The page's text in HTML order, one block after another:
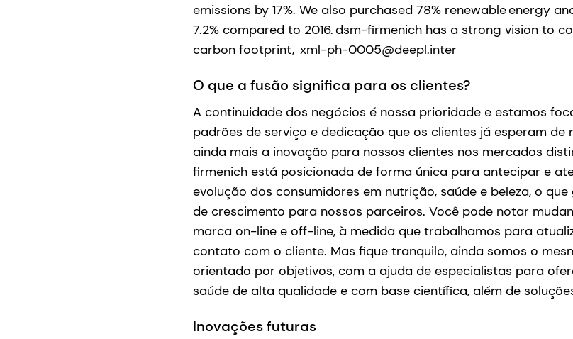
emissions by 17%. We also purchased 78% renewable energy
7.2% compared to 2016. dsm-firmenich has a strong vision to
carbon footprint, xml-ph-0005@deepl.inter
O que a fusão significa para os clientes?
A continuidade dos negócios é nossa prioridade e estamos
padrões de serviço e dedicação que os clientes já esperam de
ainda mais a inovação para nossos clientes nos mercados
firmenich está posicionada de forma única para antecipar e
evolução dos consumidores em nutrição, saúde e beleza, o
de crescimento para nossos parceiros. Você pode notar
marca on-line e off-line, à medida que trabalhamos para
contato com o cliente. Mas fique tranquilo, ainda somos o
orientado por objetivos, com a ajuda de especialistas para
saúde de alta qualidade e com base científica, além de
Inovações futuras